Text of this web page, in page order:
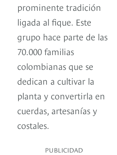
prominente tradición
ligada al fique. Este
grupo hace parte de las
70.000 familias
colombianas que se
dedican a cultivar la
planta y convertirla en
cuerdas, artesanías y
costales.
PUBLICIDAD